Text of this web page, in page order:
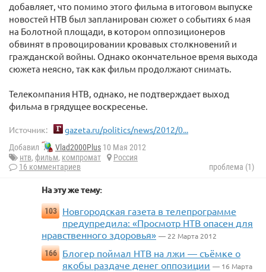
добавляет, что помимо этого фильма в итоговом выпуске
новостей НТВ был запланирован сюжет о событиях 6 мая
на Болотной площади, в котором оппозиционеров
обвинят в провоцировании кровавых столкновений и
гражданской войны. Однако окончательное время выхода
сюжета неясно, так как фильм продолжают снимать.
Телекомпания НТВ, однако, не подтверждает выход
фильма в грядущее воскресенье.
Источник: gazeta.ru/politics/news/2012/0...
Добавил Vlad2000Plus 10 Мая 2012
нтв, фильм, компромат
Россия
16 комментариев
проблема (1)
На эту же тему:
103
Новгородская газета в телепрограмме
предупредила: «Просмотр НТВ опасен для
нравственного здоровья» — 22 Марта 2012
166
Блогер поймал НТВ на лжи — съёмке о
якобы раздаче денег оппозиции — 16 Марта